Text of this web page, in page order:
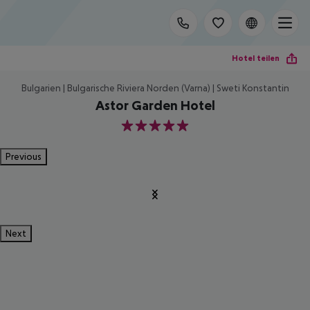
Hotel teilen
Bulgarien | Bulgarische Riviera Norden (Varna) | Sweti Konstantin
Astor Garden Hotel
5
Previous
Next